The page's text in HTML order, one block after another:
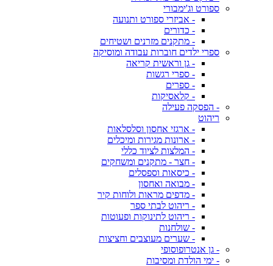
ספורט וג'ימבורי
- אביזרי ספורט ותנועה
- כדורים
- מתקנים מזרנים ושטיחים
ספרי ילדים חוברות עבודה ומוסיקה
- גן וראשית קריאה
- ספרי רגשות
- ספרים
- קלאסיקות
- הפסקה פעילה
ריהוט
- ארגזי אחסון וסלסלאות
- ארונות מגירות ומיכלים
- המלצות לציוד כללי
- חצר - מתקנים ומשחקים
- כיסאות וספסלים
- מבואה ואחסון
- מדפים מראות ולוחות קיר
- ריהוט לבתי ספר
- ריהוט לתינוקות ופעוטות
- שולחנות
- שערים מעוצבים וחציצות
- גן אנטרופוסופי
- ימי הולדת ומסיבות